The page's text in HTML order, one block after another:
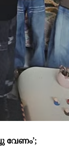
വേണം’;
ബാല.